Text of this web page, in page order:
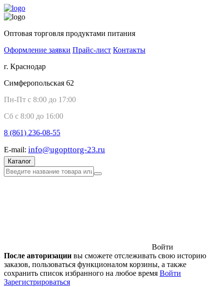
Оптовая торговля продуктами питания
Оформление заявки Прайс-лист Контакты
г. Краснодар
Симферопольская 62
Пн-Пт с 8:00 до 17:00
Сб с 8:00 до 16:00
8 (861) 236-08-55
E-mail: info@ugopttorg-23.ru
Каталог
Войти
После авторизации вы сможете отслеживать свою историю
заказов, пользоваться функционалом корзины, а также
сохранить список избранного на любое время Войти
Зарегистрироваться